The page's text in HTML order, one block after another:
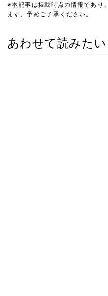
※本記事は掲載時点の情報であり
ます。予めご了承ください。
あわせて読みたい